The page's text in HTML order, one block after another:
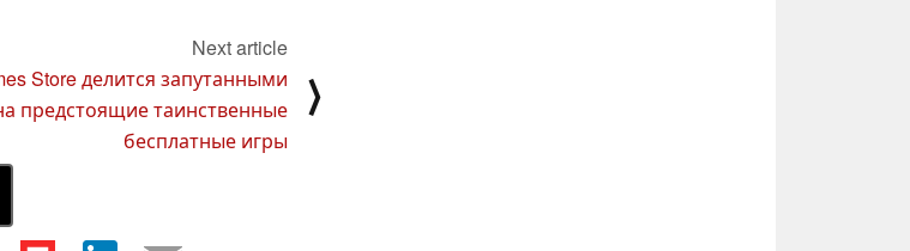
Next article
Store делится запутанными
предстоящие таинственные
бесплатные игры
⟩